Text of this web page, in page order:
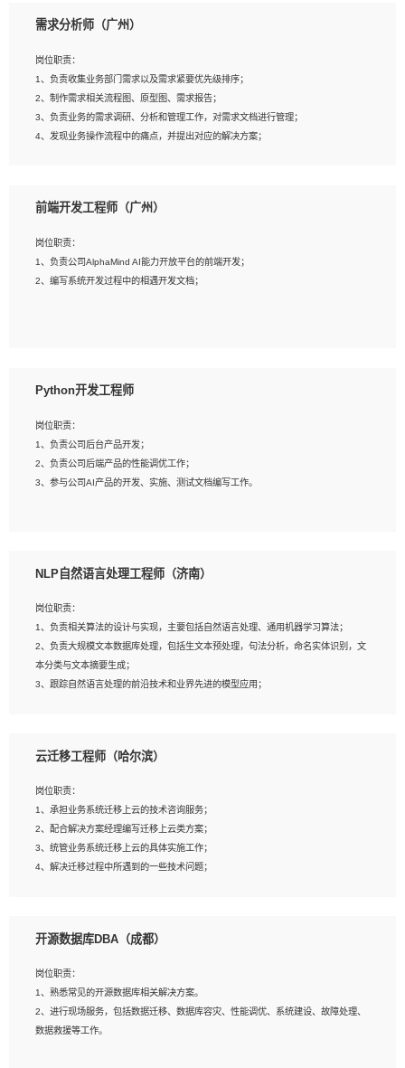
1、全日制本科计算机相关专业毕业，3年以上相关工作经验；
3、熟练使用脚本语言，shell/python任一种，熟练使用Ansible
4、熟悉linux常见服务、中间件的基本原理、部署以及故障处理，如：Mysql、
Apache、Nginx、Zabbix、Kafka等
5、熟悉主流虚拟化技术，如：VMware、KVM
6、具备网络方面的基础知识，熟悉常见的网络协议，如TCP/IP，转发原理，路由优
8、有良好的文档编写能力和沟通能力，有RHCE证书优先
需求分析师（广州）
岗位职责：
1、负责收集业务部门需求以及需求紧要优先级排序；
2、制作需求相关流程图、原型图、需求报告；
3、负责业务的需求调研、分析和管理工作，对需求文档进行管理；
4、发现业务操作流程中的痛点，并提出对应的解决方案；
岗位要求：
2、熟悉产品及需求规划工具，如:Axure、Xmind、MS Project等；
3、具备良好的交流协调能力，有较强的责任感、工作积极主动；
4、有较强的系统需求分析、文档编写能力、沟通能力；
前端开发工程师（广州）
岗位职责：
1、负责公司AlphaMind AI能力开放平台的前端开发；
2、编写系统开发过程中的相遇开发文档；
3、熟悉react/vue/angular任何一种前端框架，熟悉react优先；
5、善于沟通，具有团队意识；
Python开发工程师
岗位职责：
1、负责公司后台产品开发；
2、负责公司后端产品的性能调优工作；
3、参与公司AI产品的开发、实施、测试文档编写工作。
验的更佳；
3、熟悉数据库开发，熟悉Mysql、Oracle、MongoDb数据库应用开发其中一种；
4、熟悉Python Wed框架（Django/Flask...）代码能力优秀，熟悉编码规范和具备
良好的文档编写能力）；
5、沟通表达能力强，具备团队协作能力。
NLP自然语言处理工程师（济南）
岗位职责：
1、负责相关算法的设计与实现，主要包括自然语言处理、通用机器学习算法；
2、负责大规模文本数据库处理，包括生文本预处理，句法分析，命名实体识别，文
本分类与文本摘要生成；
3、跟踪自然语言处理的前沿技术和业界先进的模型应用；
岗位要求：
2、熟悉tensorflow，keras，pytorch等常规深度学习框架，快速根据客户需求实现
有效的模型；
3、熟悉掌握至少一种编程语言，如：Python，Java；
4、 熟悉NLP相关算法与实现；
5、至少有一次及以上问答系统的项目实践，熟悉问答系统全流程开发者优先；
云迁移工程师（哈尔滨）
岗位职责：
1、承担业务系统迁移上云的技术咨询服务；
2、配合解决方案经理编写迁移上云类方案；
3、统管业务系统迁移上云的具体实施工作；
4、解决迁移过程中所遇到的一些技术问题；
1、专科及以上学历，三年以上工作经验，计算机等相关专业；
3、熟悉常见操作系统、存储、网络、 IO 等相关原理；
4、具有迁移工具实操经验，具备P2V、V2V迁移能力；
5、熟练华为、VMware虚拟化、云计算及云存储技术；
6、熟悉主流数据库、应用服务器、中间件部署架构和运维方法；
开源数据库DBA（成都）
岗位职责：
1、熟悉常见的开源数据库相关解决方案。
2、进行现场服务，包括数据迁移、数据库容灾、性能调优、系统建设、故障处理、
数据救援等工作。